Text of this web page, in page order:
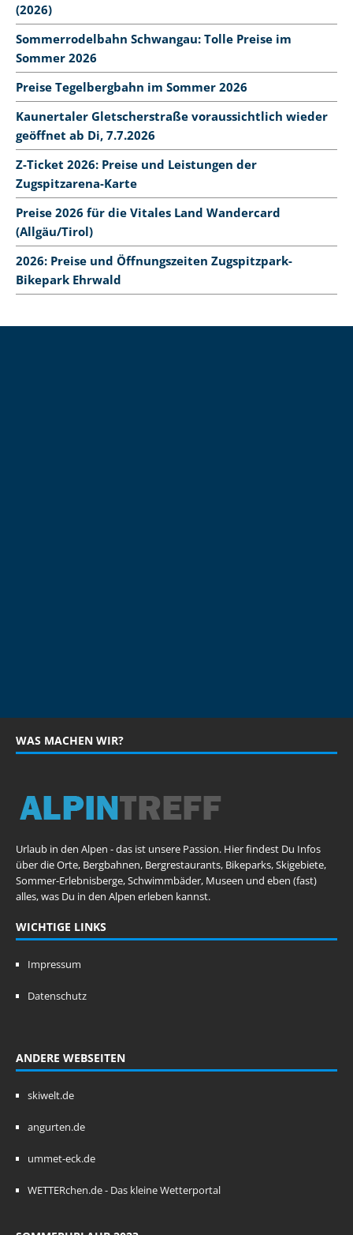
(2026)
Sommerrodelbahn Schwangau: Tolle Preise im
Sommer 2026
Preise Tegelbergbahn im Sommer 2026
Kaunertaler Gletscherstraße voraussichtlich wieder
geöffnet ab Di, 7.7.2026
Z-Ticket 2026: Preise und Leistungen der
Zugspitzarena-Karte
Preise 2026 für die Vitales Land Wandercard
(Allgäu/Tirol)
2026: Preise und Öffnungszeiten Zugspitzpark-
Bikepark Ehrwald
WAS MACHEN WIR?
Urlaub in den Alpen - das ist unsere Passion. Hier findest Du Infos
über die Orte, Bergbahnen, Bergrestaurants, Bikeparks, Skigebiete,
Sommer-Erlebnisberge, Schwimmbäder, Museen und eben (fast)
alles, was Du in den Alpen erleben kannst.
WICHTIGE LINKS
Impressum
Datenschutz
ANDERE WEBSEITEN
skiwelt.de
angurten.de
ummet-eck.de
WETTERchen.de - Das kleine Wetterportal